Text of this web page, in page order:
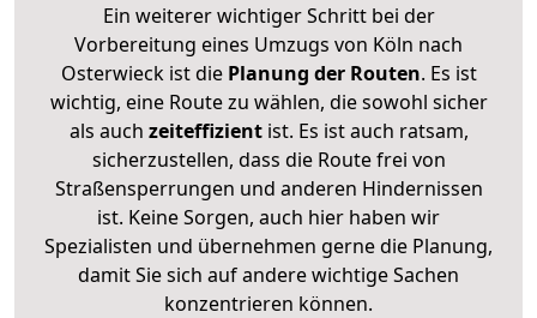
Ein weiterer wichtiger Schritt bei der
Vorbereitung eines Umzugs von Köln nach
Osterwieck ist diePlanung der Routen. Es ist
wichtig, eine Route zu wählen, die sowohl sicher
als auch zeiteffizientist. Es ist auch ratsam,
sicherzustellen, dass die Route frei von
Straßensperrungen und anderen Hindernissen
ist. Keine Sorgen, auch hier haben wir
Spezialisten und übernehmen gerne die Planung,
damit Sie sich auf andere wichtige Sachen
konzentrieren können.